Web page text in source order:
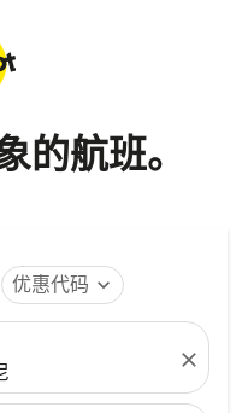
的航班。
优惠代码 expand_more
close